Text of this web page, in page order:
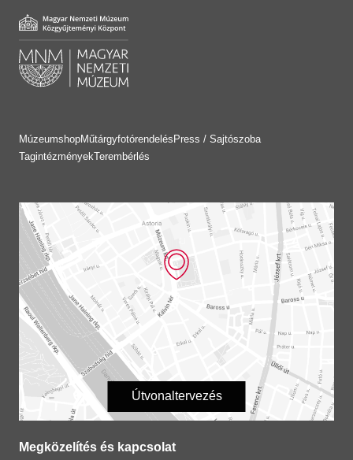
MúzeumshopMűtárgyfotórendelés Press / Sajtószoba
TagintézményekTerembérlés
Útvonaltervezés
Megközelítés és kapcsolat